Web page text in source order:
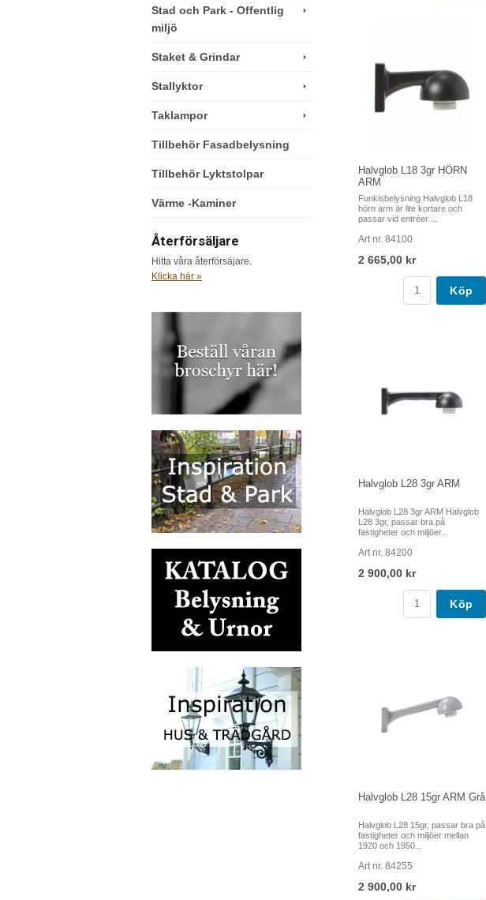
Stad och Park - Offentlig
miljö
Staket & Grindar
Stallyktor
Taklampor
Tillbehör Fasadbelysning
Tillbehör Lyktstolpar
Värme -Kaminer
Återförsäljare
Hitta våra återförsäjare.
Klicka här »
Halvglob L18 3gr HÖRN
ARM
Funkisbelysning Halvglob L18
hörn arm är lite kortare och
passar vid entréer ...
Art nr. 84100
2 665,00 kr
Köp
Halvglob L28 3gr ARM
Halvglob L28 3gr ARM Halvglob
L28 3gr, passar bra på
fastigheter och miljöer...
Art nr. 84200
2 900,00 kr
Köp
Halvglob L28 15gr ARM Grå
Halvglob L28 15gr, passar bra på
fastigheter och miljöer mellan
1920 och 1950...
Art nr. 84255
2 900,00 kr